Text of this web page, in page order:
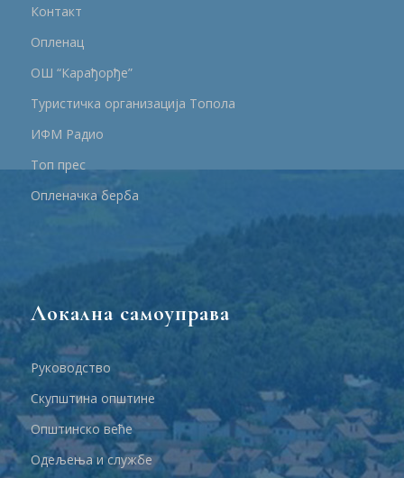
Контакт
Опленац
ОШ “Карађорђе”
Туристичка организација Топола
ИФМ Радио
Топ прес
Опленачка берба
Локална самоуправа
Руководство
Скупштина општине
Општинско веће
Одељења и службе